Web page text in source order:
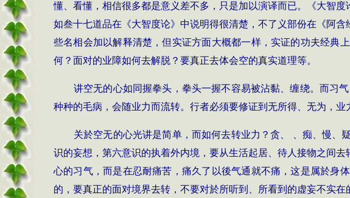
懂、看懂，相信很多都是意义差不多，只是加以演译而已。《大智
如叁十七道品在《大智度论》中说明得很清楚，不了义部份在《阿
些名相会加以解释清楚，但实证方面大概都一样，实证的功夫经典
何？面对的业障如何去解脱？要真正去体会空的真实道理等。
讲空无的心如同握拳头，拳头一握不容易被沾黏、缠绕。而习
种种的毛病，会随业力而流转。行者必须要修证到无所得、无为，业
关於空无的心光讲是简单，而如何去转业力？贪、 、痴、慢
识的妄想，第六意识的执着外内境，要从生活起居、待人接物之间
心的习气，而是在忍耐痛苦，痛久了以後气通就不痛，这是属於身
的，要真正的面对境界去转，不要对於所听到、所看到的虚妄不实在